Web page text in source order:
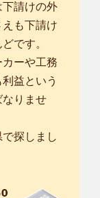
下請けの外
も下請け
です。
ーや工務
益という
なりませ
探しまし